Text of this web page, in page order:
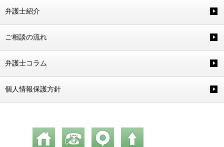
弁護士紹介
ご相談の流れ
弁護士コラム
個人情報保護方針